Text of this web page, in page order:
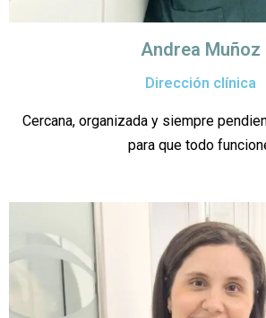
Andrea Muñoz
Dirección clínica
Cercana, organizada y siempre
para que todo